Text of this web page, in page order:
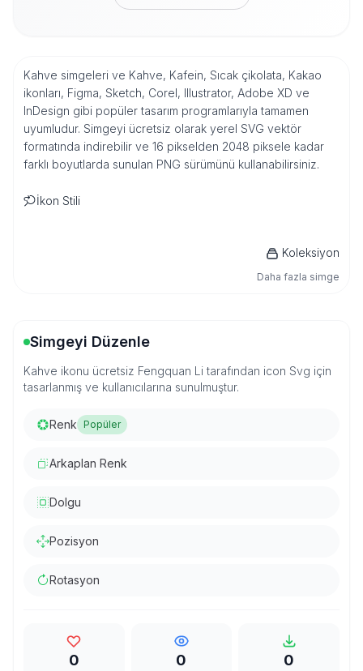
Kahve simgeleri ve Kahve, Kafein, Sıcak çikolata, Kakao
ikonları, Figma, Sketch, Corel, Illustrator, Adobe XD ve
InDesign gibi popüler tasarım programlarıyla tamamen
uyumludur. Simgeyi ücretsiz olarak yerel SVG vektör
formatında indirebilir ve 16 pikselden 2048 piksele kadar
farklı boyutlarda sunulan PNG sürümünü kullanabilirsiniz.
İkon Stili
Koleksiyon
Daha fazla simge
Simgeyi Düzenle
Kahve ikonu ücretsiz Fengquan Li tarafından icon Svg için
tasarlanmış ve kullanıcılarına sunulmuştur.
Renk Popüler
Arkaplan Renk
Dolgu
Pozisyon
Rotasyon
0 0 0